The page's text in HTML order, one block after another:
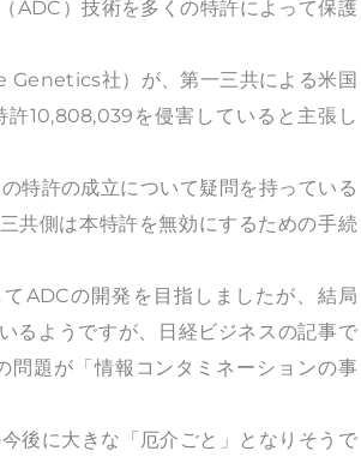
ADC）技術を多くの特許によって保護
社）が、第一三共による米国
10,808,039を侵害していると主張し
特許の成立について疑問を持っている
共側は本特許を無効にするための手続
ADCの開発を目指しましたが、結局
るようですが、日経ビジネスの記事で
問題が「情報コンタミネーションの事
後に大きな「厄介ごと」となりそうで